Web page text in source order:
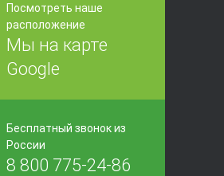
Посмотреть наше
расположение
Мы на карте
Google
Бесплатный звонок из
России
8 800 775-24-86